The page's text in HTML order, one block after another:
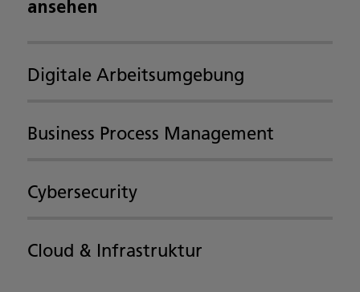
ansehen
Digitale Arbeitsumgebung
Business Process Management
Cybersecurity
Cloud & Infrastruktur